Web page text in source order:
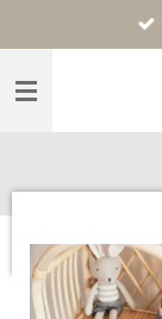
direct
naar